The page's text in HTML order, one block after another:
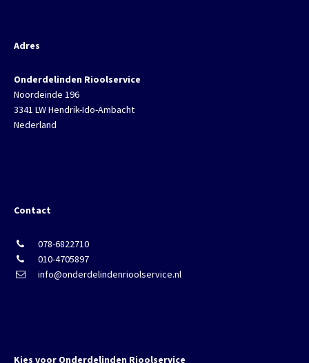
Adres
Onderdelinden Rioolservice
Noordeinde 196
3341 LW Hendrik-Ido-Ambacht
Nederland
Contact
078-6822710
010-4705897
info@onderdelindenrioolservice.nl
Kies voor Onderdelinden Rioolservice